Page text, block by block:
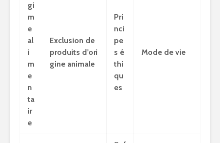
gi
m
e
al
i
m
e
n
ta
ir
e
Exclusion de
produits d’ori
gine animale
Pri
nci
pe
s é
thi
qu
es
Mode de vie